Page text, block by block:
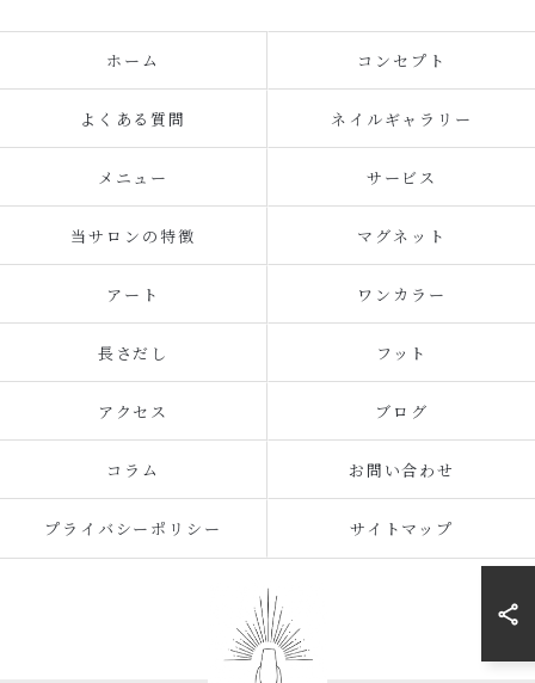
ホーム コンセプト
よくある質問 ネイルギャラリー
メニュー サービス
当サロンの特徴 マグネット
アート ワンカラー
長さだし フット
アクセス ブログ
コラム お問い合わせ
プライバシーポリシー サイトマップ